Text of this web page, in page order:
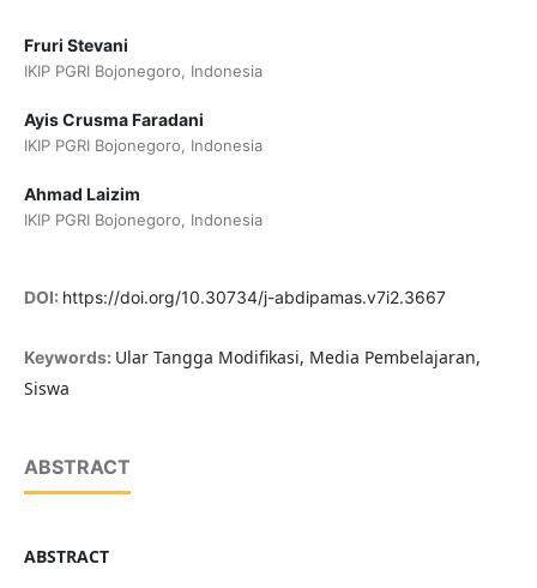
Fruri Stevani
IKIP PGRI Bojonegoro, Indonesia
Ayis Crusma Faradani
IKIP PGRI Bojonegoro, Indonesia
Ahmad Laizim
IKIP PGRI Bojonegoro, Indonesia
DOI: https://doi.org/10.30734/j-abdipamas.v7i2.3667
Keywords: Ular Tangga Modifikasi, Media Pembelajaran,
Siswa
ABSTRACT
ABSTRACT